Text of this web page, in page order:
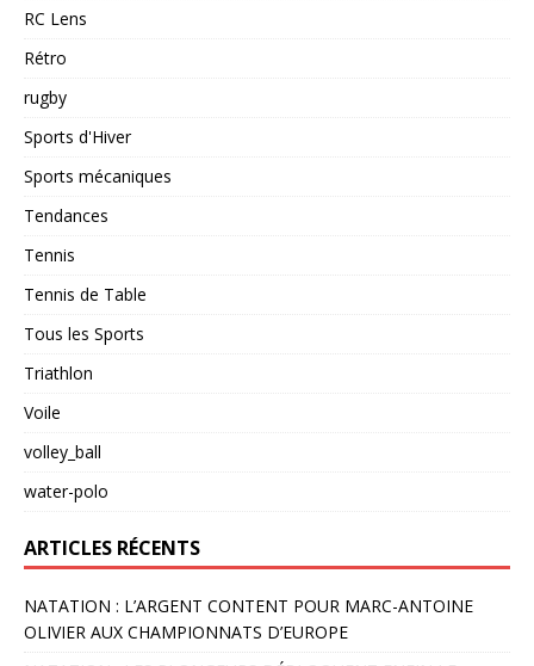
RC Lens
Rétro
rugby
Sports d'Hiver
Sports mécaniques
Tendances
Tennis
Tennis de Table
Tous les Sports
Triathlon
Voile
volley_ball
water-polo
ARTICLES RÉCENTS
NATATION : L’ARGENT CONTENT POUR MARC-ANTOINE
OLIVIER AUX CHAMPIONNATS D’EUROPE